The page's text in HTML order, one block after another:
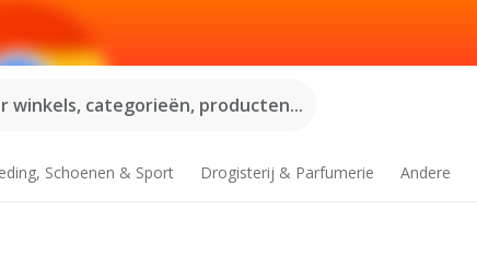
winkels, categorieën, producten...
Schoenen & Sport Drogisterij & Parfumerie Andere